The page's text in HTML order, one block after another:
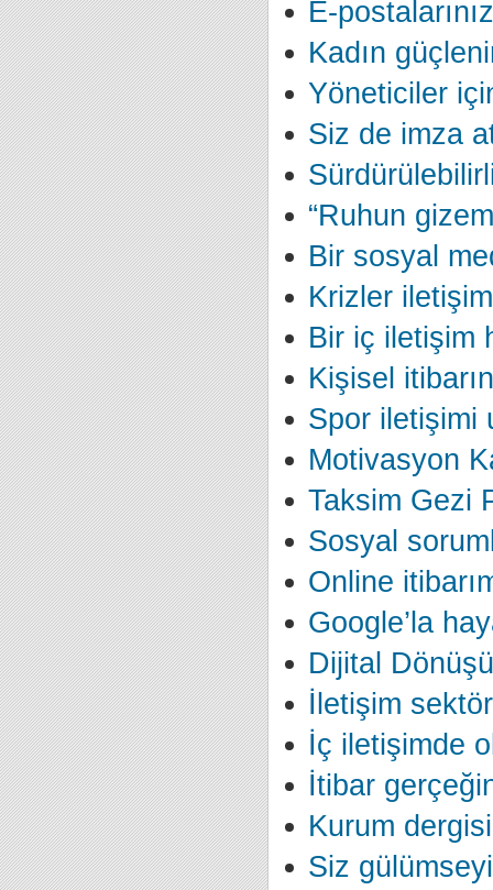
E-
Kadın
Yöneticiler
Siz de imza
“Ruhun
Bir sosyal
Krizler
Bir iç iletişim
Kişisel
Spor iletişimi
Motivasyon
Taksim Gezi
Sosyal
Online
Google’la
Dijital
İletişim
İç iletişimde
İtibar
Kurum
Siz